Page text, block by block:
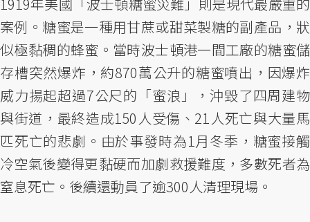
案例。糖蜜是一種用甘蔗或甜菜製糖的副產品，狀
似極黏稠的蜂蜜。當時波士頓港一間工廠的糖蜜儲
存槽突然爆炸，約870萬公升的糖蜜噴出，因爆炸
威力揚起超過7公尺的「蜜浪」，沖毀了四周建物
與街道，最終造成150人受傷、21人死亡與大量馬
匹死亡的悲劇。由於事發時為1月冬季，糖蜜接觸
冷空氣後變得更黏硬而加劇救援難度，多數死者為
窒息死亡。後續還動員了逾300人清理現場。